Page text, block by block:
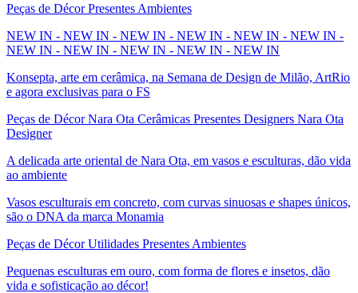
Peças de Décor Presentes Ambientes
NEW IN - NEW IN - NEW IN - NEW IN - NEW IN - NEW IN -
NEW IN - NEW IN - NEW IN - NEW IN - NEW IN
Konsepta, arte em cerâmica, na Semana de Design de Milão, ArtRio
e agora exclusivas para o FS
Peças de Décor Nara Ota Cerâmicas Presentes Designers Nara Ota
Designer
A delicada arte oriental de Nara Ota, em vasos e esculturas, dão vida
ao ambiente
Vasos esculturais em concreto, com curvas sinuosas e shapes únicos,
são o DNA da marca Monamia
Peças de Décor Utilidades Presentes Ambientes
Pequenas esculturas em ouro, com forma de flores e insetos, dão
vida e sofisticação ao décor!